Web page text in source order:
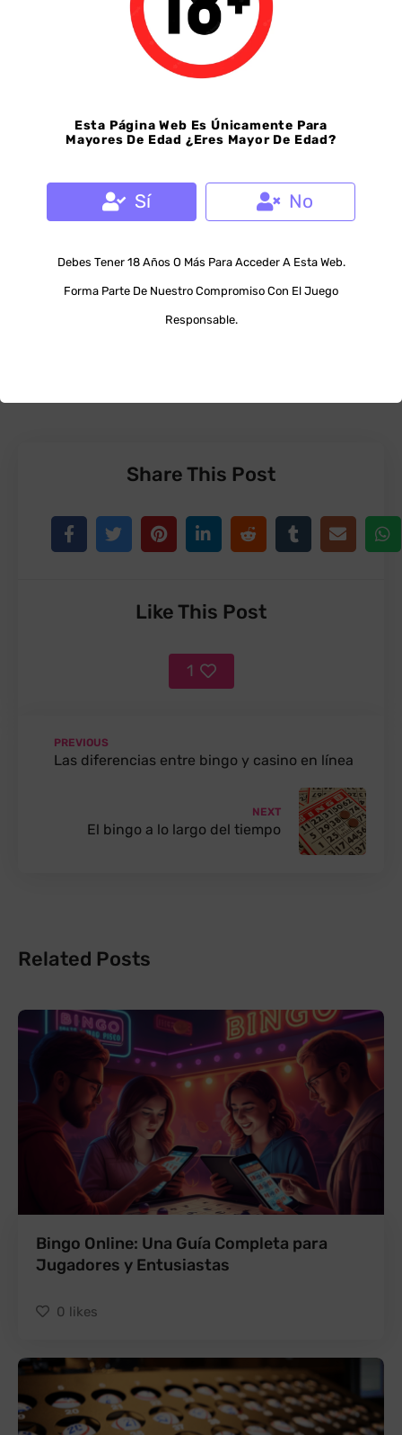
Esta Página Web Es Únicamente Para
Mayores De Edad ¿Eres Mayor De Edad?
Sí No
Debes Tener 18 Años O Más Para Acceder A Esta Web.
Forma Parte De Nuestro Compromiso Con El Juego
Responsable.
de otra manera? Los sitios web de bingo en línea
cuentan con medidas de seguridad que se
actualizan periódicamente, encriptación de alto
nivel y las últimas tecnologías
tanto los datos generales de los jugadores como
Camila Robles
Share This Post
Like This Post
1
PREVIOUS
Las diferencias entre bingo y casino en línea
NEXT
El bingo a lo largo del tiempo
Related Posts
Bingo Online: Una Guía Completa para
Jugadores y Entusiastas
0 likes